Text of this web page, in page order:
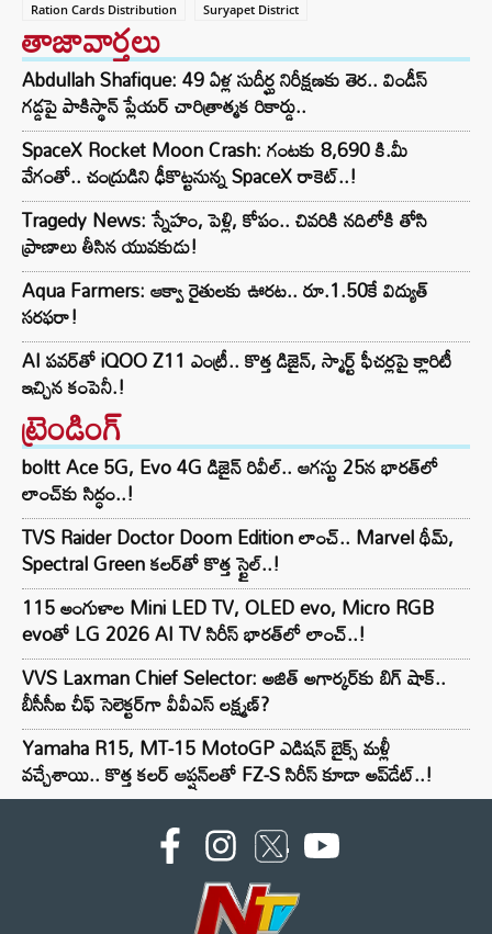
Ration Cards Distribution
Suryapet District
తాజావార్తలు
Abdullah Shafique: 49 ఏళ్ల సుదీర్ఘ నిరీక్షణకు తెర.. విండీస్
గడ్డపై పాకిస్థాన్ ప్లేయర్ చారిత్రాత్మక రికార్డు..
SpaceX Rocket Moon Crash: గంటకు 8,690 కి.మీ
వేగంతో.. చంద్రుడిని ఢీకొట్టనున్న SpaceX రాకెట్‌..!
Tragedy News: స్నేహం, పెళ్లి, కోపం.. చివరికి నదిలోకి తోసి
ప్రాణాలు తీసిన యువకుడు!
Aqua Farmers: ఆక్వా రైతులకు ఊరట.. రూ.1.50కే విద్యుత్‌
సరఫరా!
AI పవర్‌తో iQOO Z11 ఎంట్రీ.. కొత్త డిజైన్, స్మార్ట్ ఫీచర్లపై క్లారిటీ
ఇచ్చిన కంపెనీ.!
ట్రెండింగ్‌
boltt Ace 5G, Evo 4G డిజైన్ రివీల్.. ఆగస్టు 25న భారత్‌లో
లాంచ్‌కు సిద్ధం..!
TVS Raider Doctor Doom Edition లాంచ్.. Marvel థీమ్,
Spectral Green కలర్‌తో కొత్త స్టైల్..!
115 అంగుళాల Mini LED TV, OLED evo, Micro RGB
evoతో LG 2026 AI TV సిరీస్ భారత్‌లో లాంచ్..!
VVS Laxman Chief Selector: అజిత్ అగార్కర్‌కు బిగ్ షాక్..
బీసీసీఐ చీఫ్ సెలెక్టర్‌గా వీవీఎస్ లక్ష్మణ్?
Yamaha R15, MT-15 MotoGP ఎడిషన్ బైక్స్ మళ్లీ
వచ్చేశాయి.. కొత్త కలర్ ఆప్షన్‌లతో FZ-S సిరీస్ కూడా అప్‌డేట్..!